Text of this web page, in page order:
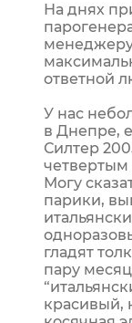
На днях
менеджеру
ответной
У нас
в Днепре,
Силтер
четвертым
Могу
парики,
гладят
пару
красивый,